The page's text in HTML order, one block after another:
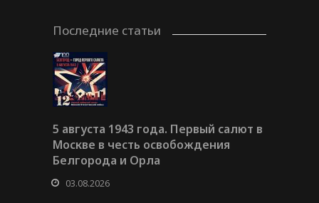
Последние статьи
5 августа 1943 года. Первый салют в
Москве в честь освобождения
Белгорода и Орла
03.08.2026